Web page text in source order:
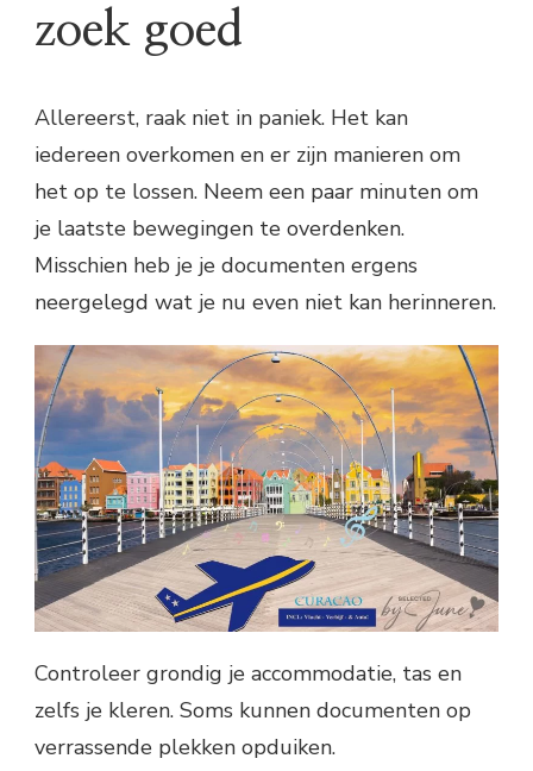
zoek goed
Allereerst, raak niet in paniek. Het kan
iedereen overkomen en er zijn manieren om
het op te lossen. Neem een paar minuten om
je laatste bewegingen te overdenken.
Misschien heb je je documenten ergens
neergelegd wat je nu even niet kan herinneren.
Controleer grondig je accommodatie, tas en
zelfs je kleren. Soms kunnen documenten op
verrassende plekken opduiken.